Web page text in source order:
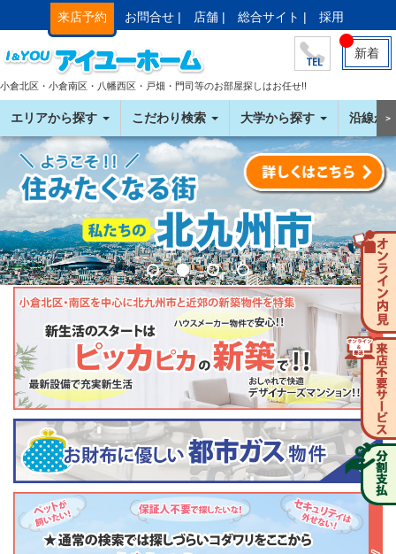
来店予約 お問合せ | 店舗 | 総合サイト | 採用
新着
小倉北区・小倉南区・八幡西区・戸畑・門司等のお部屋探しはお任せ!!
エリアから探す こだわり検索 大学から探す 沿線か＞